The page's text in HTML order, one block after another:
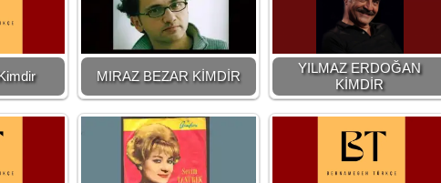
MIRAZ BEZAR KİMDİR
YILMAZ ERDOĞAN
KİMDİR